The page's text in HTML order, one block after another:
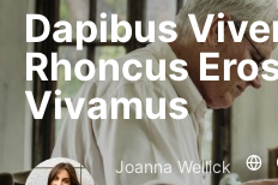
Dapibus
Rhoncus
Vivamus
Joanna Wellick